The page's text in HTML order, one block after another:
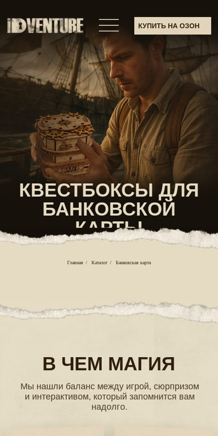
КУПИТЬ НА ОЗОН
КВЕСТБОКСЫ ДЛЯ
БАНКОВСКОЙ
КАРТЫ
Главная / Каталог / Банковская карта
В ЧЕМ МАГИЯ
Истории, вдохновленные
СЮЖЕТЫ
Тренирует логику,
мышление
НАВЫКОВ